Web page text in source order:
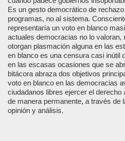
Es un gesto democrático de
programas, no al sistema.
representaría un voto en blanco
actuales democracias no lo valoran,
otorgan plasmación alguna en las
en blanco es una censura casi inútil
en las escasas ocasiones que se
bitácora abraza dos objetivos
voto en blanco en las democracias
ciudadanos libres ejercer el derecho
de manera permanente, a través de
opinión y análisis.